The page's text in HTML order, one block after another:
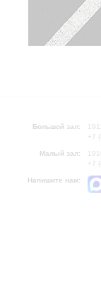
Большой зал:
+7
Малый зал:
+7
Напишите нам: